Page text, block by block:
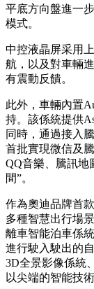
平底方向盤進一
模式。
中控液晶屏采用
航，以及對車輛
有震動反饋。
此外，車輛內置
持。該係統提供
同時，通過接入
首批實現微信及
QQ音樂、騰訊地
間”。
作為奧迪品牌首
多種智慧出行場
離車智能泊車係
進行駛入駛出的
3D全景影像係統
以尖端的智能技